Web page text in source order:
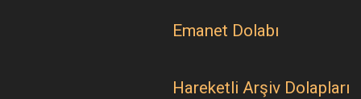
Emanet Dolabı
Hareketli Arşiv Dolapları